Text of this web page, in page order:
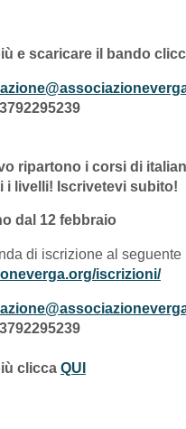
e scaricare il bando
ripartono i corsi di
i livelli! Iscrivetevi subito!
dal 12 febbraio
di iscrizione al seguente
iscrizioni/
clicca QUI